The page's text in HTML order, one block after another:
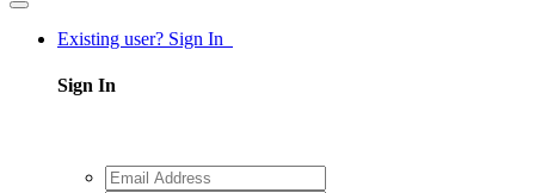
Existing user? Sign In
Sign In